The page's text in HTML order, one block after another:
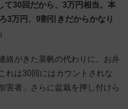
て30回だから、3万円相当。本
3万円、9割引きだからかなり
絡がきた菜帆の代わりに、お弁
れは30回にはカウントされな
害者」さらに盆栽を押し付けら